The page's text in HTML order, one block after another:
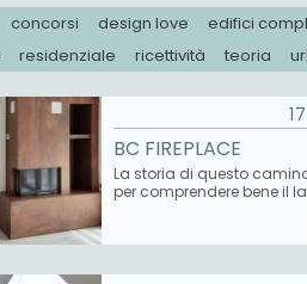
concorsi design love edifici
residenziale ricettività teoria
BC FIREPLACE
La storia di questo
per comprendere bene il
svolgo insieme al team
mano, la divisione di
che sviluppa progetti